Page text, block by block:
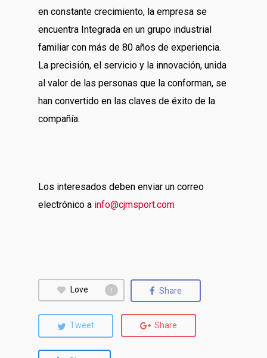
en constante crecimiento, la empresa se
encuentra Integrada en un grupo industrial
familiar con más de 80 años de experiencia.
La precisión, el servicio y la innovación, unida
al valor de las personas que la conforman, se
han convertido en las claves de éxito de la
compañía.
Los interesados deben enviar un correo
electrónico a info@cjmsport.com
Love 1 Share
Tweet Share